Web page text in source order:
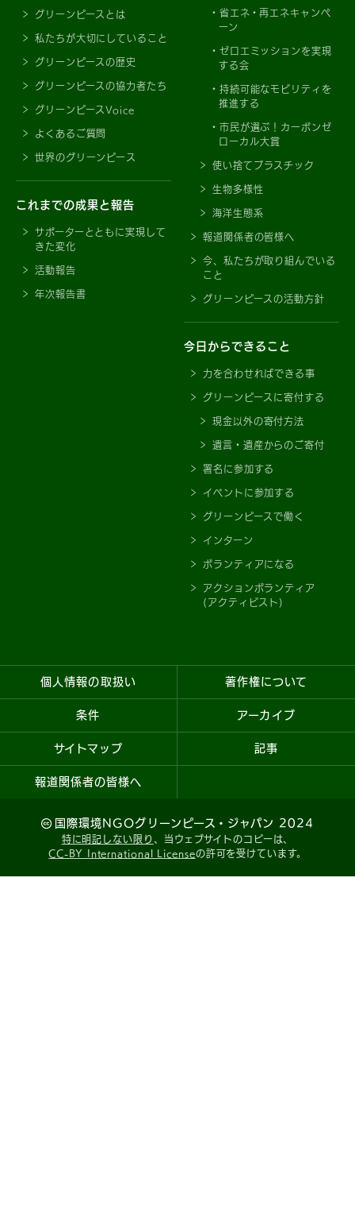
グリーンピースとは
私たちが大切にしていること
グリーンピースの歴史
グリーンピースの協力者たち
グリーンピースVoice
よくあるご質問
世界のグリーンピース
これまでの成果と報告
サポーターとともに実現して
きた変化
活動報告
年次報告書
省エネ・再エネキャンペ
ーン
ゼロエミッションを実現
する会
持続可能なモビリティを
推進する
市民が選ぶ！カーボンゼ
ローカル大賞
使い捨てプラスチック
生物多様性
海洋生態系
報道関係者の皆様へ
今、私たちが取り組んでいる
こと
グリーンピースの活動方針
今日からできること
力を合わせればできる事
グリーンピースに寄付する
現金以外の寄付方法
遺言・遺産からのご寄付
署名に参加する
イベントに参加する
グリーンピースで働く
インターン
ボランティアになる
アクションボランティア
(アクティビスト)
個人情報の取扱い 著作権について
条件 アーカイブ
サイトマップ 記事
報道関係者の皆様へ
国際環境NGOグリーンピース・ジャパン 2024
特に明記しない限り 、当ウェブサイトのコピーは、
CC-BY International Licenseの許可を受けています。